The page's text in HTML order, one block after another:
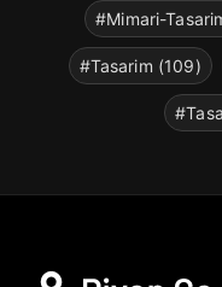
#Mimari-
#Tasarim (109)